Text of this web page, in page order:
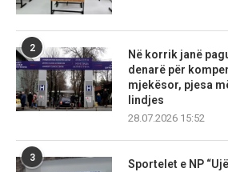
2
Në korrik janë
denarë për
mjekësor, pjesa
lindjes
28.07.2026 15:52
3
Sportelet e NP